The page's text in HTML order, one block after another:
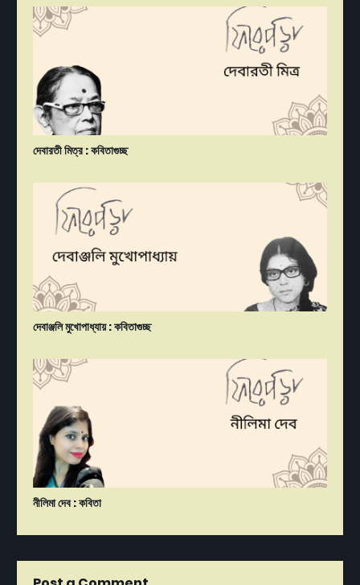
দেবারতী মিত্র : কবিতাগুচ্ছ
দেবাঞ্জলি মুখোপাধ্যায় : কবিতাগুচ্ছ
নীলিমা দেব : কবিতা